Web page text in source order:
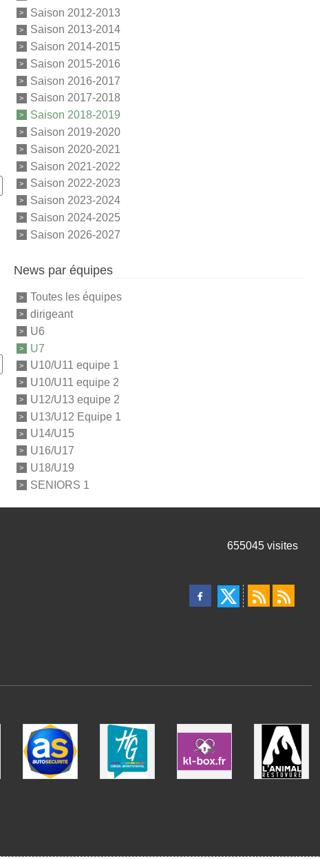
Saison 2012-2013
Saison 2013-2014
Saison 2014-2015
Saison 2015-2016
Saison 2016-2017
Saison 2017-2018
Saison 2018-2019
Saison 2019-2020
Saison 2020-2021
Saison 2021-2022
Saison 2022-2023
Saison 2023-2024
Saison 2024-2025
Saison 2026-2027
News par équipes
Toutes les équipes
dirigeant
U6
U7
U10/U11 equipe 1
U10/U11 equipe 2
U12/U13 equipe 2
U13/U12 Equipe 1
U14/U15
U16/U17
U18/U19
SENIORS 1
655045 visites